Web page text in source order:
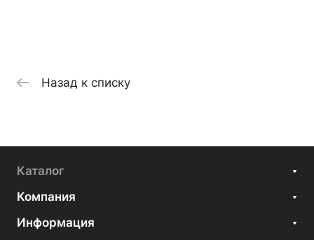
Назад к списку
Каталог
Компания
Информация